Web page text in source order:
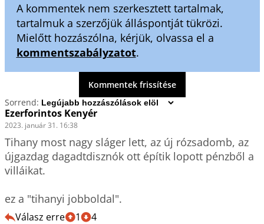
A kommentek nem szerkesztett tartalmak,
tartalmuk a szerzőjük álláspontját tükrözi.
Mielőtt hozzászólna, kérjük, olvassa el a
kommentszabályzatot.
Kommentek frissítése
Sorrend:
Ezerforintos Kenyér
2023. január 31. 16:38
Tihany most nagy sláger lett, az új rózsadomb, az
újgazdag dagadtdisznók ott építik lopott pénzből a
villáikat.
ez a "tihanyi jobboldal".
Válasz erre 1 4